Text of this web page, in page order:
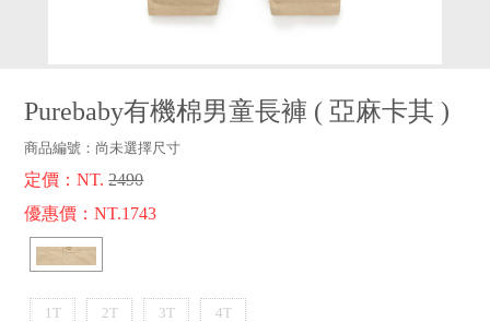
客服專區
Purebaby有機棉男童長褲 (亞麻卡其 )
商品編號： 尚未選擇尺寸
定價：NT.2490
優惠價：NT.1743
1T 2T 3T 4T